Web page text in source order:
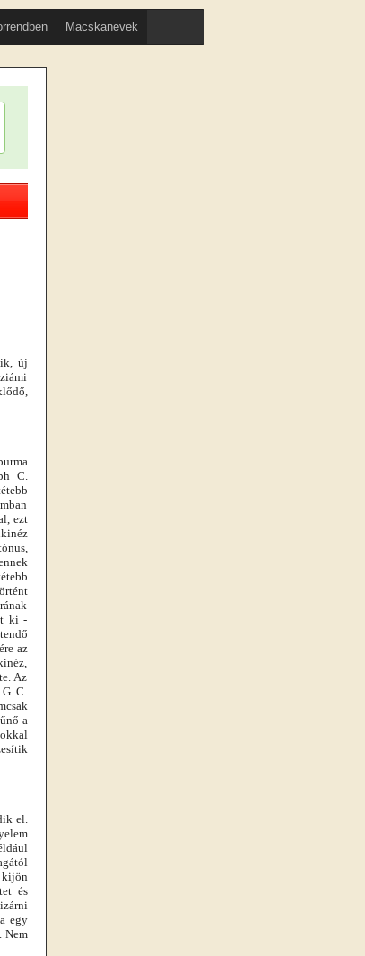
Macskanevek
új
C.
ezt
ki -
az
Az
C.
a
el.
kijön
és
egy
Nem